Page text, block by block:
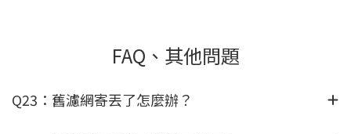
FAQ、其他問題
Q23：舊濾網寄丟了怎麼辦？